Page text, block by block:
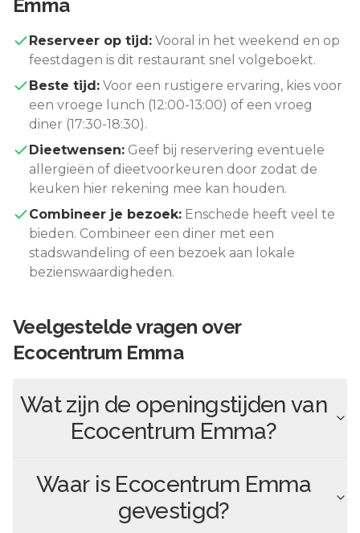
Emma
Reserveer op tijd: Vooral in het weekend en op
feestdagen is dit restaurant snel volgeboekt.
Beste tijd: Voor een rustigere ervaring, kies voor
een vroege lunch (12:00-13:00) of een vroeg
diner (17:30-18:30).
Dieetwensen: Geef bij reservering eventuele
allergieën of dieetvoorkeuren door zodat de
keuken hier rekening mee kan houden.
Combineer je bezoek: Enschede heeft veel te
bieden. Combineer een diner met een
stadswandeling of een bezoek aan lokale
bezienswaardigheden.
Veelgestelde vragen over
Ecocentrum Emma
Wat zijn de openingstijden van
Ecocentrum Emma?
Waar is Ecocentrum Emma
gevestigd?